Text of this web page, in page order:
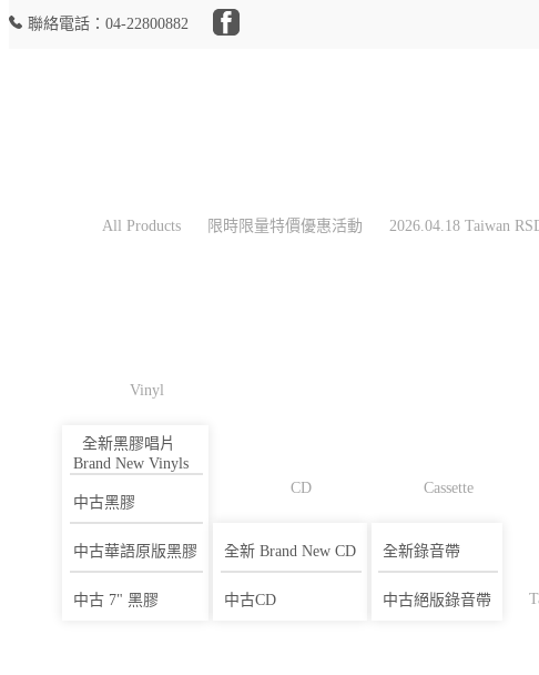
聯絡電話：04-22800882
All Products 限時限量特價優惠活動 2026.04.18 Taiwan
Vinyl
全新黑膠唱片
Brand New Vinyls
中古黑膠
中古華語原版黑膠
中古 7" 黑膠
CD
全新 Brand New CD
中古CD
Cassette
全新錄音帶
中古絕版錄音帶
2026.04.18 RSD
Collector's Items
Brand New Vinyls
西洋音樂